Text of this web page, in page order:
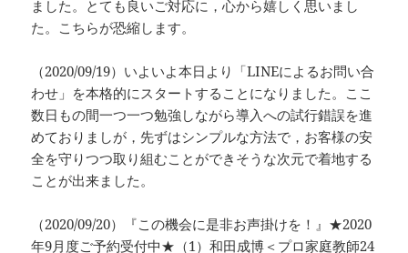
ました。とても良いご対応に，心から嬉しく思いまし
た。こちらが恐縮します。
（2020/09/19）いよいよ本日より「LINEによるお問い合
わせ」を本格的にスタートすることになりました。ここ
数日もの間一つ一つ勉強しながら導入への試行錯誤を進
めておりましが，先ずはシンプルな方法で，お客様の安
全を守りつつ取り組むことができそうな次元で着地する
ことが出来ました。
（2020/09/20）『この機会に是非お声掛けを！』★2020
年9月度ご予約受付中★（1）和田成博＜プロ家庭教師24